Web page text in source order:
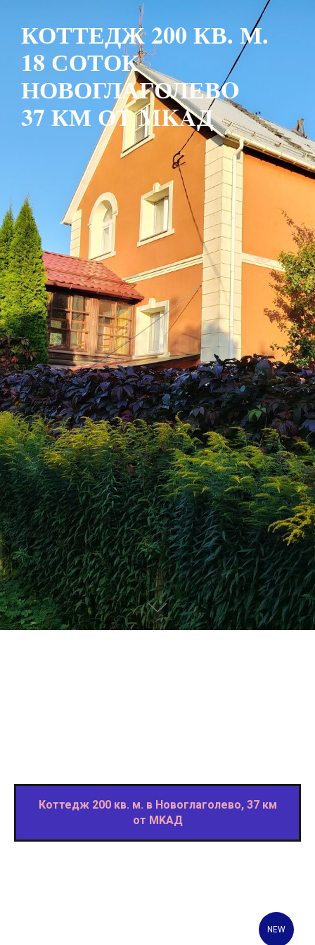
КОТТЕДЖ 200 КВ. М.
18 СОТОК
НОВОГЛАГОЛЕВO
37 КМ ОТ MKAД
Коттедж 200 кв. м. в Новоглаголевo, 37 км
от MKAД
NEW